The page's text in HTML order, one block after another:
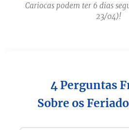
Cariocas podem ter 6 dias
23/04)!
❓ 4 Perguntas
Sobre os